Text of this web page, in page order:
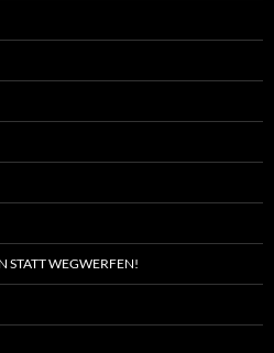
STATT WEGWERFEN!